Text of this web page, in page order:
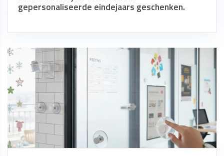
gepersonaliseerde eindejaars geschenken.